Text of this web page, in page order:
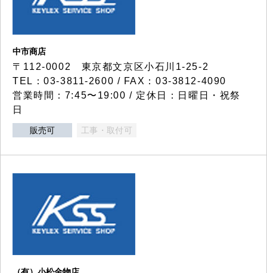
中市商店
〒112-0002 東京都文京区小石川1-25-2
TEL：03-3811-2600 / FAX：03-3812-4090
営業時間：7:45〜19:00 / 定休日：日曜日・祝祭
日
販売可 工事・取付可